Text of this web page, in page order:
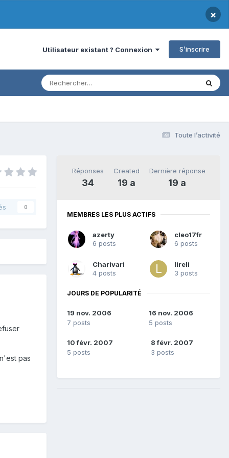
×
Utilisateur existant ? Connexion S’inscrire
Toute l’activité
0
pas
Réponses
34
Created
19 a
Dernière réponse
19 a
MEMBRES LES PLUS ACTIFS
azerty
6 posts
cleo17fr
6 posts
Charivari
4 posts
lireli
3 posts
JOURS DE POPULARITÉ
19 nov. 2006
7 posts
16 nov. 2006
5 posts
10 févr. 2007
5 posts
8 févr. 2007
3 posts